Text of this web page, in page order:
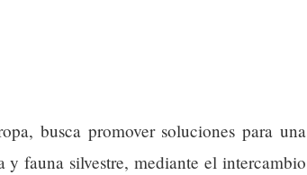
busca promover soluciones para una
y fauna silvestre, mediante el intercambio